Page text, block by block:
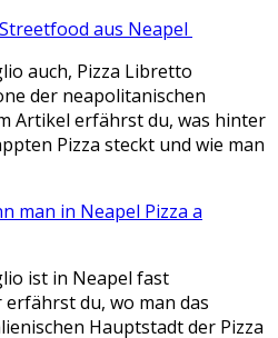
aus Neapel
auch, Pizza Libretto
der neapolitanischen
Artikel erfährst du, was hinter
Pizza steckt und wie man
man in Neapel Pizza a
ist in Neapel fast
du, wo man das
Hauptstadt der Pizza